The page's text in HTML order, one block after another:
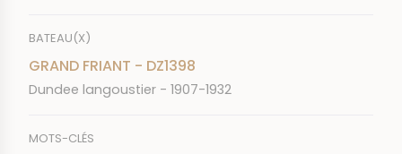
BATEAU(X)
GRAND FRIANT - DZ1398
Dundee langoustier - 1907-1932
MOTS-CLÉS